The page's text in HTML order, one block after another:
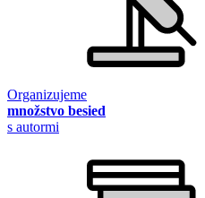
Organizujeme
množstvo besied
s autormi